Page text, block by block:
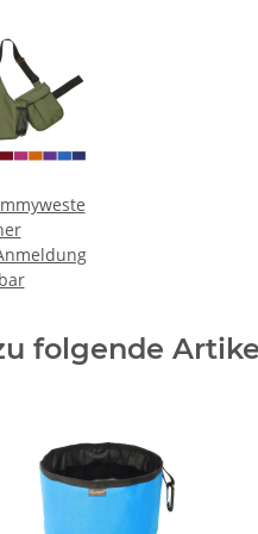
folgende